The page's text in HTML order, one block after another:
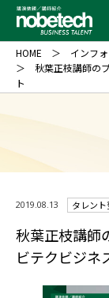
HOME
インフ
秋葉正枝講師の
ト
2019.08.13 タレン
秋葉正枝講師
ビテクビジネ